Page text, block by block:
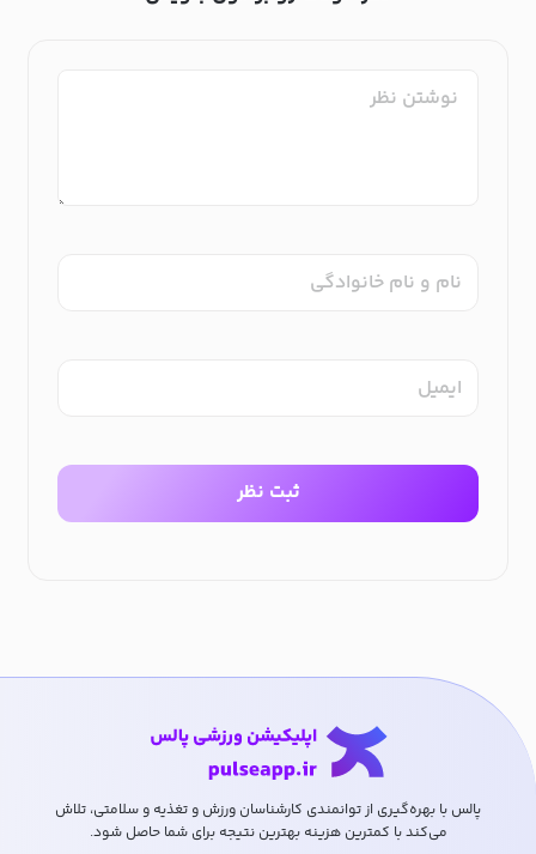
نام و نام خانوادگی
ایمیل
ثبت نظر
پالس با بهره‌گیری از توانمندی کارشناسان ورزش و تغذیه و سلامتی، تلاش
می‌کند با کمترین هزینه بهترین نتیجه برای شما حاصل شود.